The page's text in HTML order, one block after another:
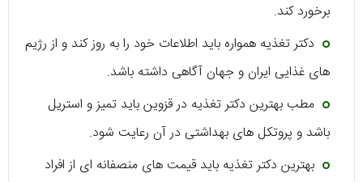
برخورد کند.
دکتر تغذیه همواره باید اطلاعات خود را به روز کند و از رژیم
های غذایی ایران و جهان آگاهی داشته باشد.
مطب بهترین دکتر تغذیه در قزوین باید تمیز و استریل
باشد و پروتکل های بهداشتی در آن رعایت شود.
بهترین دکتر تغذیه باید قیمت های منصفانه ای از افراد